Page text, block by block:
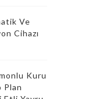
Ve
Cihazı
Kuru
Plan